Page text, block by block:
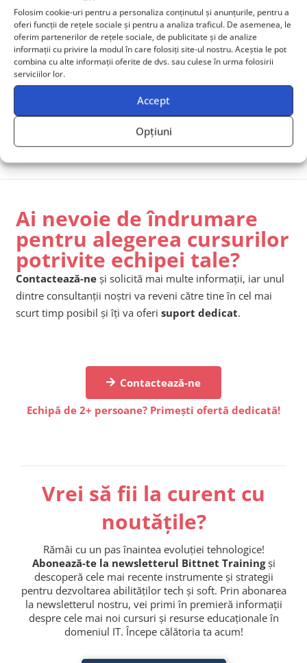
Folosim cookie-uri pentru a personaliza conținutul și anunțurile, pentru a
oferi funcții de rețele sociale și pentru a analiza traficul. De asemenea, le
oferim partenerilor de rețele sociale, de publicitate și de analize
informații cu privire la modul în care folosiți site-ul nostru. Aceștia le pot
combina cu alte informații oferite de dvs. sau culese în urma folosirii
serviciilor lor.
Accept
Opțiuni
Disclaimer:
Acest material a fost elaborat cu ajutorul inteligenței
artificiale în scop informativ și educațional. Conținutul a
fost supus unei verificări și revizuiri umane înainte de
publicare. Informațiile prezentate sunt destinate sprijinirii
procesului de învățare și nu înlocuiesc consultarea surselor
de specialitate, a unui specialist în domeniu sau
participarea la cursuri și programe oficiale de instruire.
Ai nevoie de îndrumare
pentru alegerea cursurilor
potrivite echipei tale?
Contactează-ne și solicită mai multe informații, iar unul
dintre consultanții noștri va reveni către tine în cel mai
scurt timp posibil și îți va oferi suport dedicat.
Contactează-ne
Echipă de 2+ persoane? Primești ofertă dedicată!
Vrei să fii la curent cu
noutățile?
Rămâi cu un pas înaintea evoluției tehnologice!
Abonează-te la newsletterul Bittnet Trainingși
descoperă cele mai recente instrumente și strategii
pentru dezvoltarea abilităților tech și soft. Prin abonarea
la newsletterul nostru, vei primi în premieră informații
despre cele mai noi cursuri și resurse educaționale în
domeniul IT. Începe călătoria ta acum!